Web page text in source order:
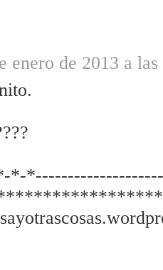
enero de 2013 a